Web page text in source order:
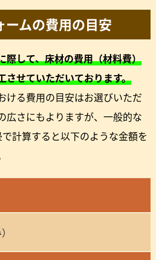
ムの費用の目安
際して、床材の費用（材料費）
させていただいております。
ける費用の目安はお選びいただ
広さにもよりますが、一般的な
計算すると以下のような金額を